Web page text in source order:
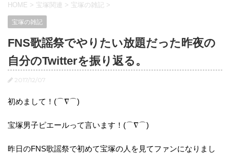
HOME > 宝塚関連 > 宝塚の雑記 >
宝塚の雑記
FNS歌謡祭でやりたい放題だった昨夜の
自分のTwitterを振り返る。
2017/12/07
初めまして！(⌒∇⌒)
宝塚男子ピエールって言います！(⌒∇⌒)
昨日のFNS歌謡祭で初めて宝塚の人を見てファンになりまし